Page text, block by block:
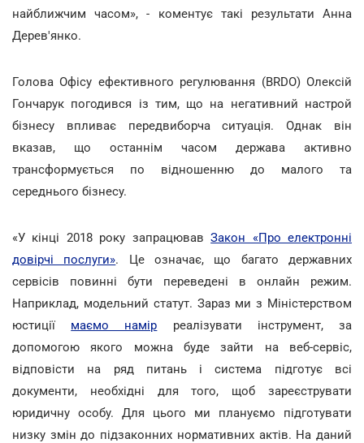
найближчим часом», - коментує такі результати Анна
Дерев'янко.
Голова Офісу ефективного регулювання (BRDO) Олексій
Гончарук погодився із тим, що на негативний настрой
бізнесу впливає передвиборча ситуація. Однак він
вказав, що останнім часом держава активно
трансформується по відношенню до малого та
середнього бізнесу.
«У кінці 2018 року запрацювавЗакон «Про електронні
довірчі послуги». Це означає, що багато державних
сервісів повинні бути переведені в онлайн режим.
Наприклад, модельний статут. Зараз ми з Міністерством
юстиції маємо намір реалізувати інструмент, за
допомогою якого можна буде зайти на веб-сервіс,
відповісти на ряд питань і система підготує всі
документи, необхідні для того, щоб зареєструвати
юридичну особу. Для цього ми плануємо підготувати
низку змін до підзаконних нормативних актів. На даний